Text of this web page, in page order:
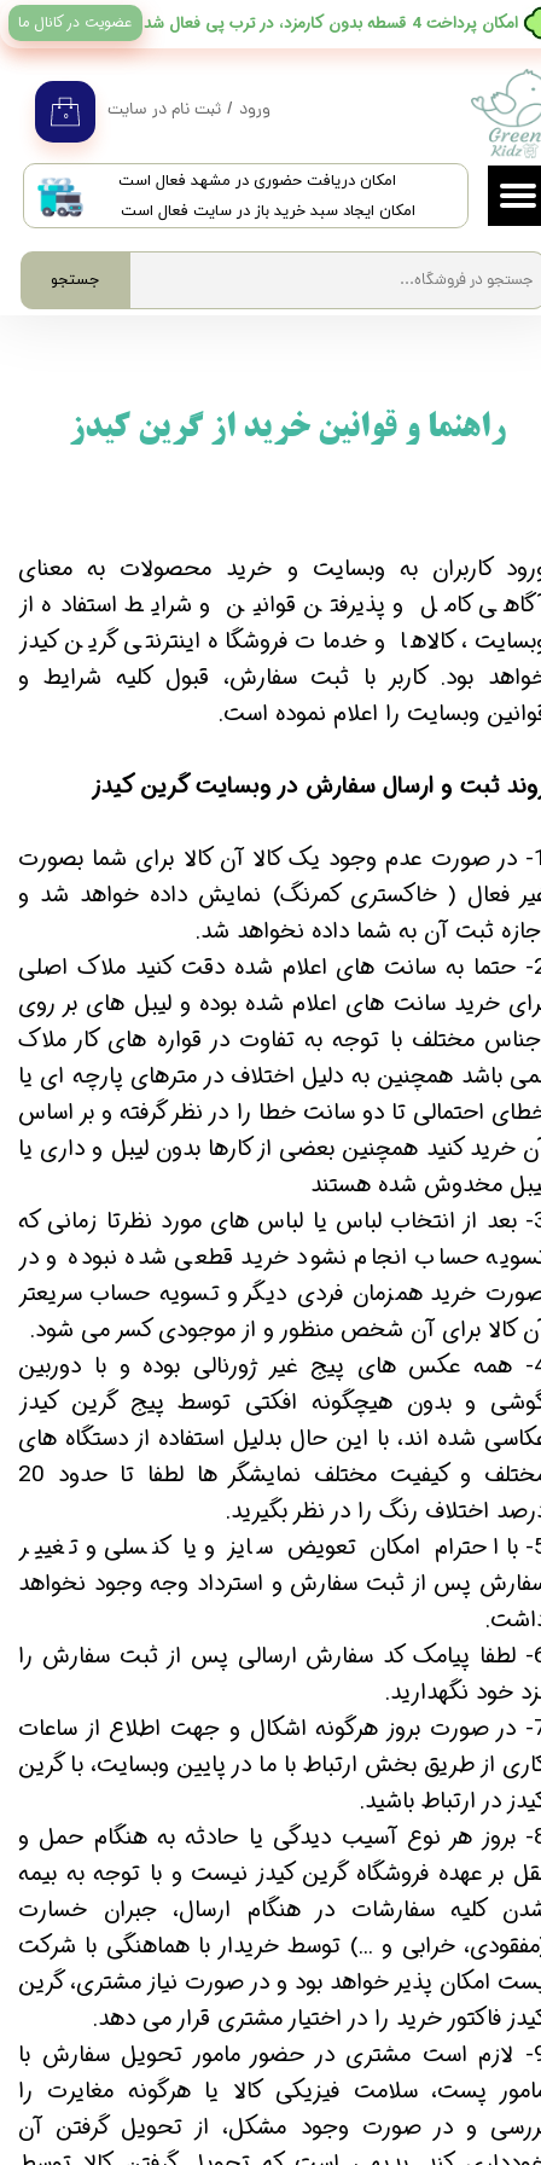
​امکان دریافت حضوری در مشهد فعال است
امکان ایجاد سبد خرید باز در سایت فعال است
جستجو
۰ ورود / ثبت نام در سایت
حساب کاربری من
تغییر گذر واژه
سفارشات
خروج از حساب کاربری
​امکان پرداخت 4 قسطه بدون کارمزد، در ترب پی فعال شد عضویت در کانال ما
کاربران به وبسایت و خرید محصولات به معنای
کامل و پذیرفتن قوانین و شرایط استفاده از
کالاها و خدمات فروشگاه اینترنتی گرین کیدز
بود. کاربر با ثبت سفارش، قبول کلیه شرایط و
وبسایت را اعلام نموده است.
ثبت و ارسال سفارش در وبسایت گرین کیدز
1- در صورت عدم وجود یک کالا آن کالا برای شما بصورت
فعال ( خاکستری کمرنگ) نمایش داده خواهد شد و
ثبت آن به شما داده نخواهد شد.
2- حتما به سانت های اعلام شده دقت کنید ملاک اصلی
خرید سانت های اعلام شده بوده و لیبل های بر روی
مختلف با توجه به تفاوت در قواره های کار ملاک
باشد همچنین به دلیل اختلاف در مترهای پارچه ای یا
احتمالی تا دو سانت خطا را در نظر گرفته و بر اساس
خرید کنید همچنین بعضی از کارها بدون لیبل و داری یا
مخدوش شده هستند
3- بعد از انتخاب لباس یا لباس های مورد نظرتا زمانی که
حساب انجام نشود خرید قطعی شده نبوده و در
خرید همزمان فردی دیگر و تسویه حساب سریعتر
کالا برای آن شخص منظور و از موجودی کسر می شود.
4- همه عکس های پیج غیر ژورنالی بوده و با دوربین
و بدون هیچگونه افکتی توسط پیج گرین کیدز
شده اند، با این حال بدلیل استفاده از دستگاه های
مختلف و کیفیت مختلف نمایشگر ها لطفا تا حدود 20
اختلاف رنگ را در نظر بگیرید.
5- با احترام امکان تعویض سایز و یا کنسلی و تغییر
پس از ثبت سفارش و استرداد وجه وجود نخواهد
6- لطفا پیامک کد سفارش ارسالی پس از ثبت سفارش را
خود نگهدارید.
7- در صورت بروز هرگونه اشکال و جهت اطلاع از ساعات
از طریق بخش ارتباط با ما در پایین وبسایت، با گرین
در ارتباط باشید.
8- بروز هر نوع آسیب دیدگی یا حادثه به هنگام حمل و
بر عهده فروشگاه گرین کیدز نیست و با توجه به بیمه
کلیه سفارشات در هنگام ارسال، جبران خسارت
خرابی و ...) توسط خریدار با هماهنگی با شرکت
امکان پذیر خواهد بود و در صورت نیاز مشتری، گرین
فاکتور خرید را در اختیار مشتری قرار می دهد.
9- لازم است مشتری در حضور مامور تحویل سفارش با
پست، سلامت فیزیکی کالا یا هرگونه مغایرت را
و در صورت وجود مشکل، از تحویل گرفتن آن
​​​ راهنما و قوانین خرید از گرین کیدز